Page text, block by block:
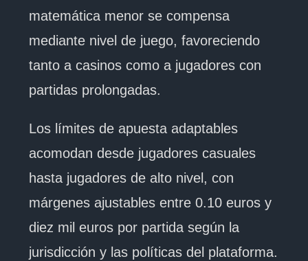
matemática menor se compensa
mediante nivel de juego, favoreciendo
tanto a casinos como a jugadores con
partidas prolongadas.
Los límites de apuesta adaptables
acomodan desde jugadores casuales
hasta jugadores de alto nivel, con
márgenes ajustables entre 0.10 euros y
diez mil euros por partida según la
jurisdicción y las políticas del plataforma.